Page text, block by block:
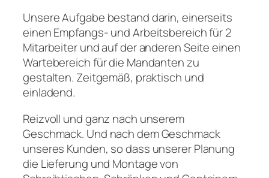
Unsere Aufgabe bestand darin, einerseits
einen Empfangs- und Arbeitsbereich für 2
Mitarbeiter und auf der anderen Seite einen
Wartebereich für die Mandanten zu
gestalten. Zeitgemäß, praktisch und
einladend.
Reizvoll und ganz nach unserem
Geschmack. Und nach dem Geschmack
unseres Kunden, so dass unserer Planung
die Lieferung und Montage von